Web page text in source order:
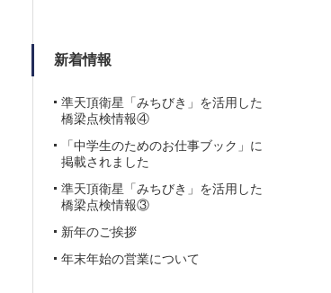
新着情報
準天頂衛星「みちびき」を活用した
橋梁点検情報④
「中学生のためのお仕事ブック」に
掲載されました
準天頂衛星「みちびき」を活用した
橋梁点検情報③
新年のご挨拶
年末年始の営業について